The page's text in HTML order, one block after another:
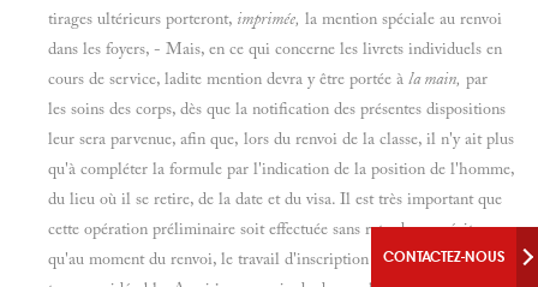
tirages ultérieurs porteront, imprimée, la mention spéciale au renvoi
dans les foyers, - Mais, en ce qui concerne les livrets individuels en
cours de service, ladite mention devra y être portée à la main, par
les soins des corps, dès que la notification des présentes dispositions
leur sera parvenue, afin que, lors du renvoi de la classe, il n'y ait plus
qu'à compléter la formule par l'indication de la position de l'homme,
du lieu où il se retire, de la date et du visa. Il est très important que
cette opération préliminaire soit effectuée sans retard, pour éviter
qu'au moment du renvoi, le travail d'inscription sur les livrets ne soit
CONTACTEZ-NOUS